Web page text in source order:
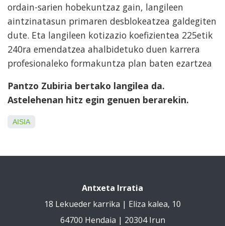
ordain-sarien hobekuntzaz gain, langileen
aintzinatasun primaren desblokeatzea galdegiten
dute. Eta langileen kotizazio koefizientea 225etik
240ra emendatzea ahalbidetuko duen karrera
profesionaleko formakuntza plan baten ezartzea
Pantzo Zubiria bertako langilea da.
Astelehenan hitz egin genuen berarekin.
AISIA
Antxeta Irratia
18 Lekueder karrika | Eliza kalea, 10
64700 Hendaia | 20304 Irun